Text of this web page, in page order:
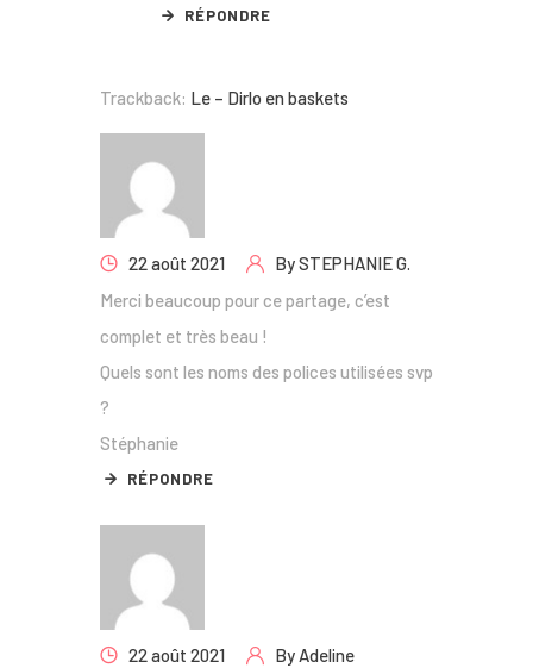
RÉPONDRE
Trackback: Le – Dirlo en baskets
22 août 2021 BySTEPHANIE G.
Merci beaucoup pour ce partage, c’est
complet et très beau !
Quels sont les noms des polices utilisées svp
?
Stéphanie
RÉPONDRE
22 août 2021 By Adeline